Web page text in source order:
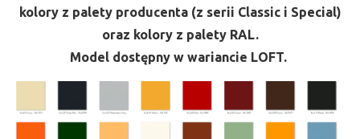
kolory z palety producenta (z serii Classic i Special)
oraz kolory z palety RAL.
Model dostępny w wariancie LOFT.